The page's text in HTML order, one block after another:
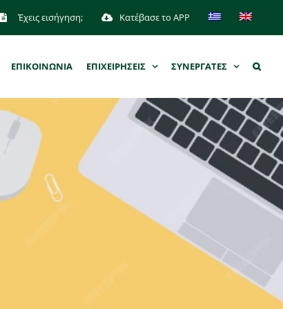
Έχεις εισήγηση; Κατέβασε το APP
ΕΠΙΚΟΙΝΩΝΙΑ ΕΠΙΧΕΙΡΗΣΕΙΣ ΣΥΝΕΡΓΑΤΕΣ